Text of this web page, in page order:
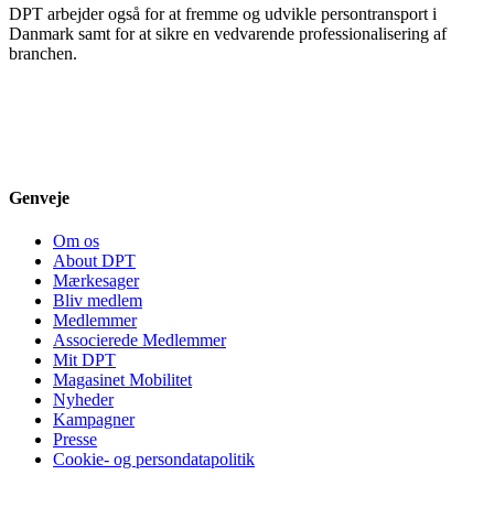
DPT arbejder også for at fremme og udvikle persontransport i
Danmark samt for at sikre en vedvarende professionalisering af
branchen.
Genveje
Om os
About DPT
Mærkesager
Bliv medlem
Medlemmer
Associerede Medlemmer
Mit DPT
Magasinet Mobilitet
Nyheder
Kampagner
Presse
Cookie- og persondatapolitik